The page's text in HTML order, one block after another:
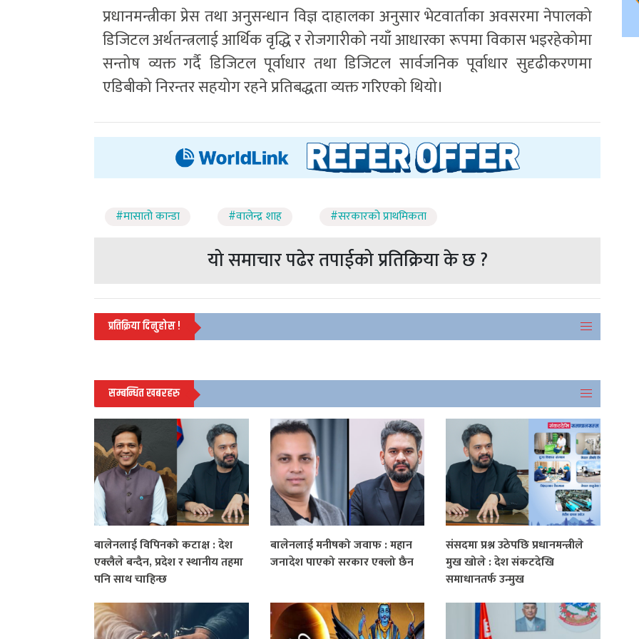
प्रधानमन्त्रीका प्रेस तथा अनुसन्धान विज्ञ दाहालका अनुसार भेटवार्ताका अवसरमा नेपालको
डिजिटल अर्थतन्त्रलाई आर्थिक वृद्धि र रोजगारीको नयाँ आधारका रूपमा विकास भइरहेकोमा
सन्तोष व्यक्त गर्दै डिजिटल पूर्वाधार तथा डिजिटल सार्वजनिक पूर्वाधार सुदृढीकरणमा
एडिबीको निरन्तर सहयोग रहने प्रतिबद्धता व्यक्त गरिएको थियो।
#मासातो कान्डा #वालेन्द्र शाह #सरकारको प्राथमिकता
यो समाचार पढेर तपाईको प्रतिक्रिया के छ ?
प्रतिक्रिया दिनुहोस !
सम्बन्धित खबरहरु
बालेनलाई विपिनको कटाक्ष : देश
एक्लैले बन्दैन, प्रदेश र स्थानीय तहमा
पनि साथ चाहिन्छ
बालेनलाई मनीषको जवाफ : महान
जनादेश पाएको सरकार एक्लो छैन
संसदमा प्रश्न उठेपछि प्रधानमन्त्रीले
मुख खोले : देश संकटदेखि
समाधानतर्फ उन्मुख